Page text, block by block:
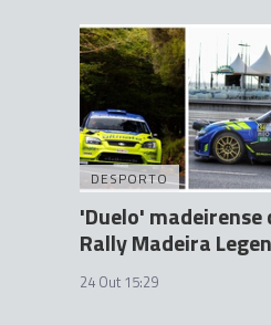
DESPORTO
'Duelo' madeirense
Rally Madeira
24 Out 15:29